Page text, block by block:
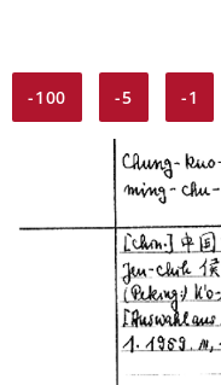
-100 -5 -1